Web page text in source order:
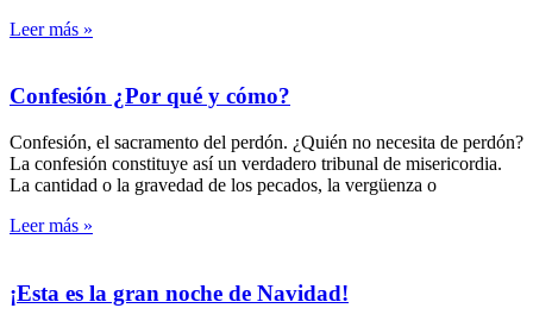
Leer más »
Confesión ¿Por qué y cómo?
Confesión, el sacramento del perdón. ¿Quién no necesita de perdón?
La confesión constituye así un verdadero tribunal de misericordia.
La cantidad o la gravedad de los pecados, la vergüenza o
Leer más »
¡Esta es la gran noche de Navidad!